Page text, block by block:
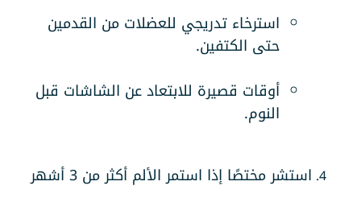
استرخاء تدريجي للعضلات من القدمين
حتى الكتفين.
أوقات قصيرة للابتعاد عن الشاشات قبل
النوم.
استشر مختصًا إذا استمر الألم أكثر من 3 أشهر